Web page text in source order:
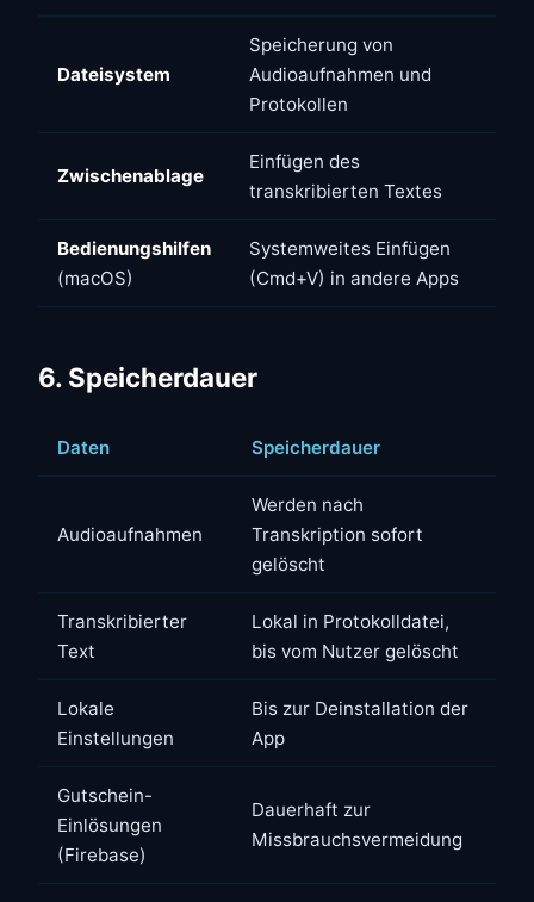
Dateisystem
Speicherung von
Audioaufnahmen und
Protokollen
Zwischenablage
Einfügen des
transkribierten Textes
Bedienungshilfen
(macOS)
Systemweites Einfügen
(Cmd+V) in andere Apps
6. Speicherdauer
Daten Speicherdauer
Audioaufnahmen
Werden nach
Transkription sofort
gelöscht
Transkribierter
Text
Lokal in Protokolldatei,
bis vom Nutzer gelöscht
Lokale
Einstellungen
Bis zur Deinstallation der
App
Gutschein-
Einlösungen
(Firebase)
Dauerhaft zur
Missbrauchsvermeidung